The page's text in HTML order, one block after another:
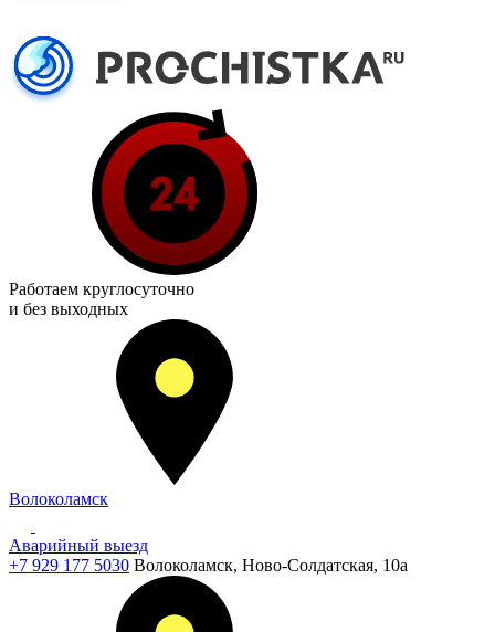
Работаем круглосуточно
и без выходных
Волоколамск
Аварийный выезд
+7 929 177 5030 Волоколамск, Ново-Солдатская, 10а